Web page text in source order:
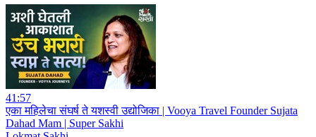
41:57
एका महिलेचा संघर्ष ते यशस्वी उद्योजिका | Vooya Travel Founder Sujata
Dahad Mam | Super Sakhi